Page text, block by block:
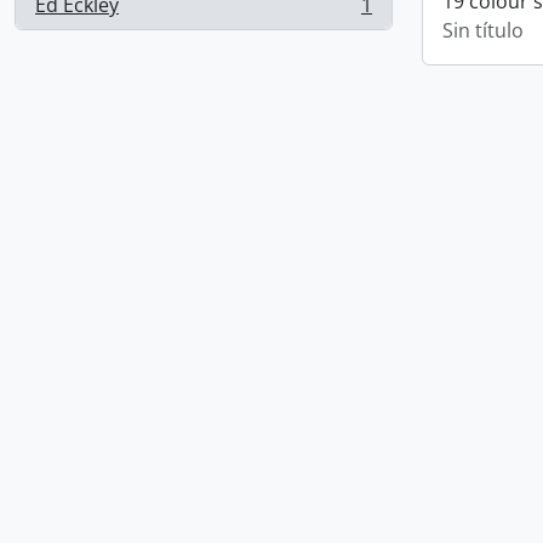
, 1 resultados
Sin título